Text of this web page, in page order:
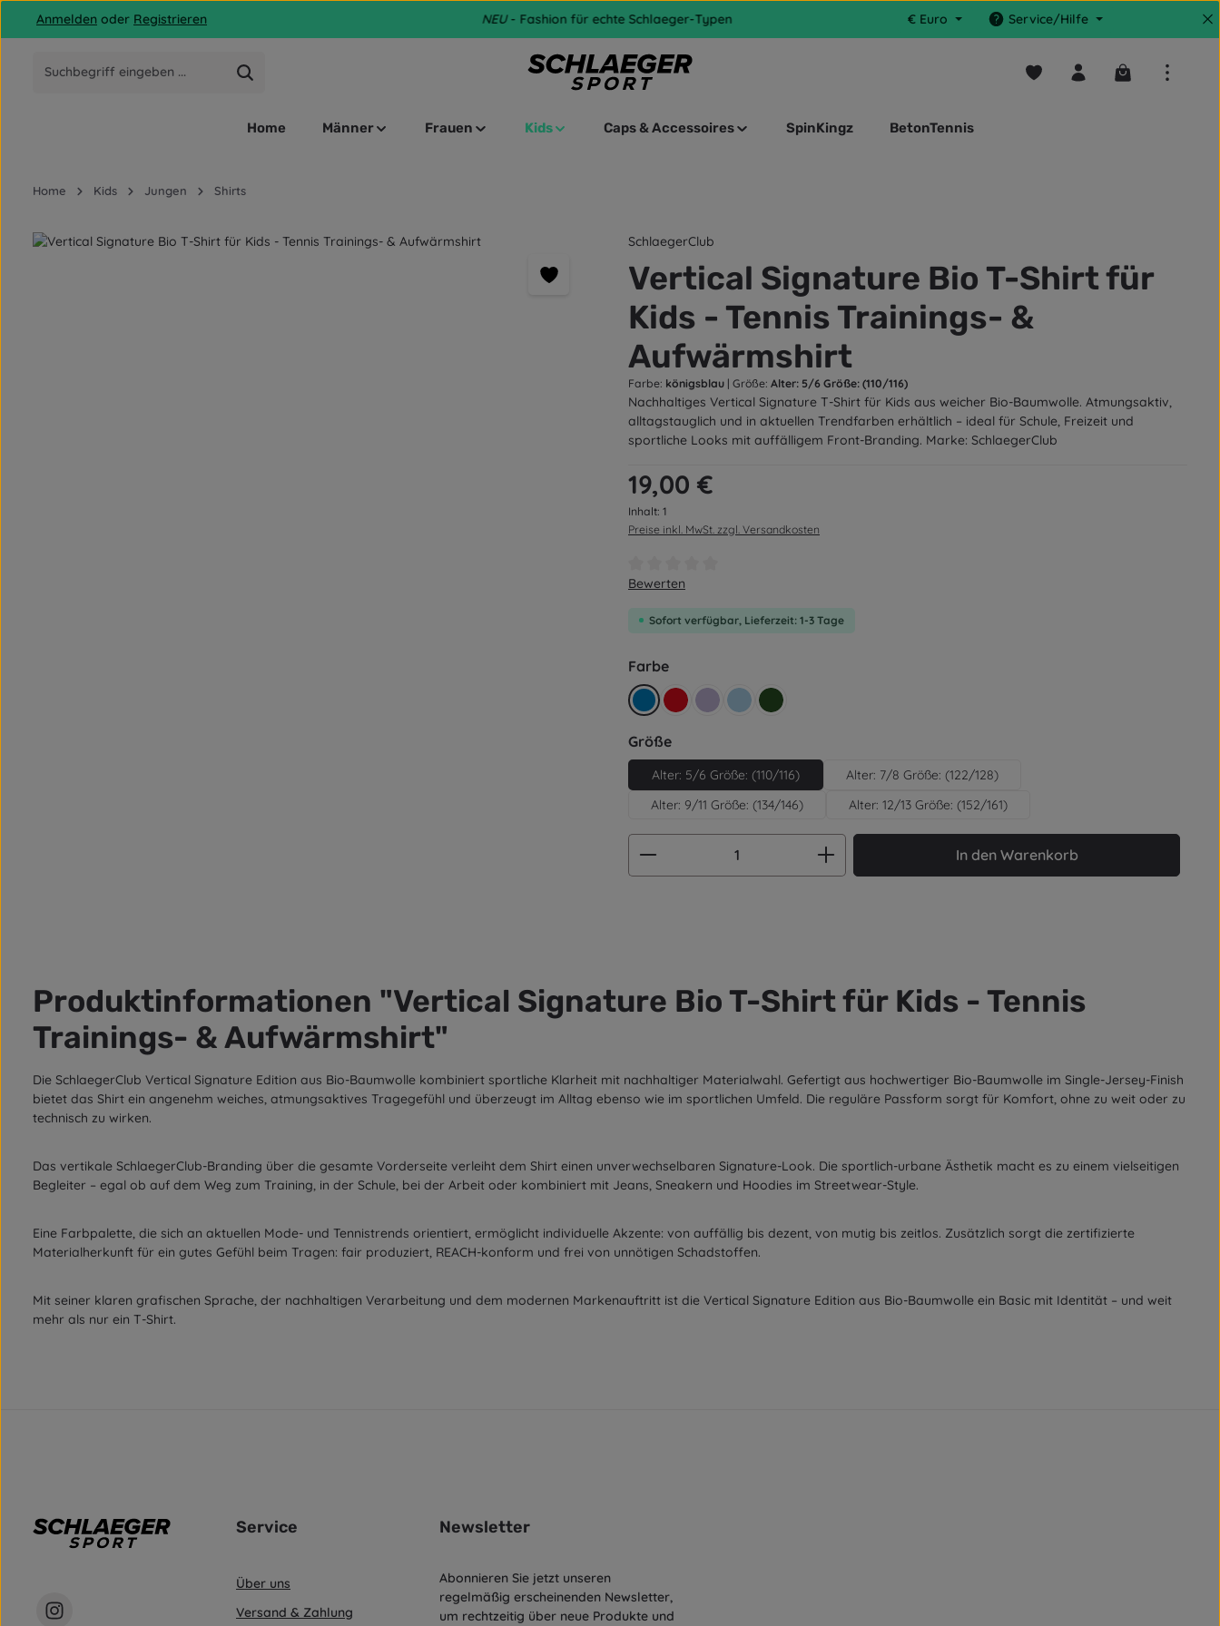
Hauptinhalt springen
Zur Suche springen
Zur Hauptnavigation springen
Anmelden oder Registrieren NEU- Fashion für echte Schlaeger-Typen € Euro Service/Hilfe
Du hast 0 Produkte auf dem
Warenkorb
Home Männer Frauen Kids Caps & Accessoires SpinKingz BetonTennis
Home Kids Jungen Shirts
Bildergalerie überspringen SchlaegerClub
Vertical Signature Bio T-Shirt für
Kids - Tennis Trainings- &
Aufwärmshirt
Farbe: königsblau | Größe: Alter: 5/6 Größe: (110/116)
Nachhaltiges Vertical Signature T-Shirt für Kids aus weicher Bio-Baumwolle. Atmungsaktiv,
alltagstauglich und in aktuellen Trendfarben erhältlich – ideal für Schule, Freizeit und
sportliche Looks mit auffälligem Front-Branding. Marke: SchlaegerClub
Regulärer Preis:
19,00 €
Inhalt: 1
Preise inkl. MwSt. zzgl. Versandkosten
Durchschnittliche Bewertung von 0 von 5 Sternen
Bewerten
Sofort verfügbar, Lieferzeit: 1-3 Tage
Farbeauswählen
königsblau
rot lila hellblauretro grün
Größeauswählen
Alter: 5/6 Größe: (110/116)
Alter: 7/8 Größe: (122/128)
Alter: 9/11 Größe: (134/146)
Alter: 12/13 Größe: (152/161)
Produkt Anzahl: Gib den gewünschten Wert ein oder
In den Warenkorb
Produktinformationen "Vertical Signature Bio T-Shirt für Kids - Tennis
Trainings- & Aufwärmshirt"
Die SchlaegerClub Vertical Signature Edition aus Bio-Baumwolle kombiniert sportliche Klarheit mit nachhaltiger Materialwahl. Gefertigt aus hochwertiger Bio-Baumwolle im Single-Jersey-Finish
bietet das Shirt ein angenehm weiches, atmungsaktives Tragegefühl und überzeugt im Alltag ebenso wie im sportlichen Umfeld. Die reguläre Passform sorgt für Komfort, ohne zu weit oder zu
technisch zu wirken.
Das vertikale SchlaegerClub-Branding über die gesamte Vorderseite verleiht dem Shirt einen unverwechselbaren Signature-Look. Die sportlich-urbane Ästhetik macht es zu einem vielseitigen
Begleiter – egal ob auf dem Weg zum Training, in der Schule, bei der Arbeit oder kombiniert mit Jeans, Sneakern und Hoodies im Streetwear-Style.
Eine Farbpalette, die sich an aktuellen Mode- und Tennistrends orientiert, ermöglicht individuelle Akzente: von auffällig bis dezent, von mutig bis zeitlos. Zusätzlich sorgt die zertifizierte
Materialherkunft für ein gutes Gefühl beim Tragen: fair produziert, REACH-konform und frei von unnötigen Schadstoffen.
Mit seiner klaren grafischen Sprache, der nachhaltigen Verarbeitung und dem modernen Markenauftritt ist die Vertical Signature Edition aus Bio-Baumwolle ein Basic mit Identität – und weit
mehr als nur ein T-Shirt.
Service
Über uns
Versand & Zahlung
Newsletter
Abonnieren Sie jetzt unseren
regelmäßig erscheinenden Newsletter,
um rechtzeitig über neue Produkte und